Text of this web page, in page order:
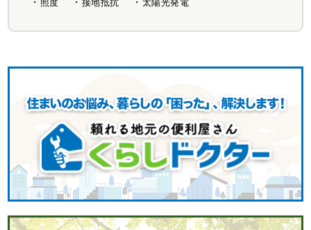
照度
接地抵抗 太陽光発電